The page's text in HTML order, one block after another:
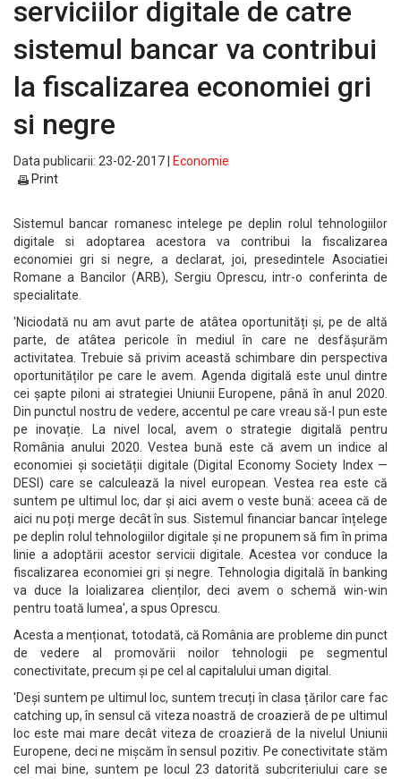
serviciilor digitale de catre
sistemul bancar va contribui
la fiscalizarea economiei gri
si negre
Data publicarii: 23-02-2017 |
Economie
Print
Sistemul bancar romanesc intelege pe deplin rolul tehnologiilor
digitale si adoptarea acestora va contribui la fiscalizarea
economiei gri si negre, a declarat, joi, presedintele Asociatiei
Romane a Bancilor (ARB), Sergiu Oprescu, intr-o conferinta de
specialitate.
'Niciodată nu am avut parte de atâtea oportunități și, pe de altă
parte, de atâtea pericole în mediul în care ne desfășurăm
activitatea. Trebuie să privim această schimbare din perspectiva
oportunităților pe care le avem. Agenda digitală este unul dintre
cei șapte piloni ai strategiei Uniunii Europene, până în anul 2020.
Din punctul nostru de vedere, accentul pe care vreau să-l pun este
pe inovație. La nivel local, avem o strategie digitală pentru
România anului 2020. Vestea bună este că avem un indice al
economiei și societății digitale (Digital Economy Society Index —
DESI) care se calculează la nivel european. Vestea rea este că
suntem pe ultimul loc, dar și aici avem o veste bună: aceea că de
aici nu poți merge decât în sus. Sistemul financiar bancar înțelege
pe deplin rolul tehnologiilor digitale și ne propunem să fim în prima
linie a adoptării acestor servicii digitale. Acestea vor conduce la
fiscalizarea economiei gri și negre. Tehnologia digitală în banking
va duce la loializarea clienților, deci avem o schemă win-win
pentru toată lumea', a spus Oprescu.
Acesta a menționat, totodată, că România are probleme din punct
de vedere al promovării noilor tehnologii pe segmentul
conectivitate, precum și pe cel al capitalului uman digital.
'Deși suntem pe ultimul loc, suntem trecuți în clasa țărilor care fac
catching up, în sensul că viteza noastră de croazieră de pe ultimul
loc este mai mare decât viteza de croazieră de la nivelul Uniunii
Europene, deci ne mișcăm în sensul pozitiv. Pe conectivitate stăm
cel mai bine, suntem pe locul 23 datorită subcriteriului care se